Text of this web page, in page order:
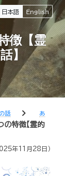
日本語 English
徴【霊
】
話 chevron_right
あ
の特徴【霊的
年11月28日 ）